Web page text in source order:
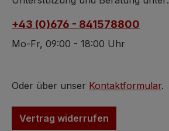
gebautes Sofa für
Liebhaber dieser
bietet unsagbar tollen
diesem Zustand eine
+43 (0)676 - 841578800
Mo-Fr, 09:00 - 18:00 Uhr
Oder über unser Kontaktformular.
Vertrag widerrufen